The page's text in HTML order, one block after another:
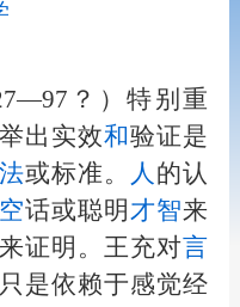
？）特别重
出实效和验证是
法或标准。 人 的认
空话或聪明 才智来
证明。王充对言
是依赖于感觉经